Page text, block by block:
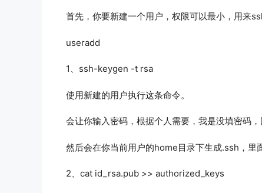
首先，你要新建一个用户，权限可以最小，用来
useradd
1、ssh-keygen -t rsa
使用新建的用户执行这条命令。
会让你输入密码，根据个人需要，我是没填密码，
然后会在你当前用户的home目录下生成.ssh，
2、cat id_rsa.pub >> authorized_keys